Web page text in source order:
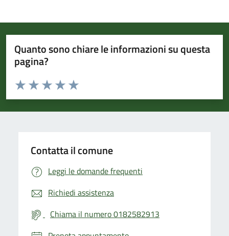
Quanto sono chiare le informazioni su questa
pagina?
Valuta da 1 a 5 stelle la pagina
Valuta 5 stelle su 5
Valuta 4 stelle su 5
Valuta 3 stelle su 5
Valuta 2 stelle su 5
Valuta 1 stelle su 5
Contatta il comune
Leggi le domande frequenti
Richiedi assistenza
Chiama il numero 0182582913